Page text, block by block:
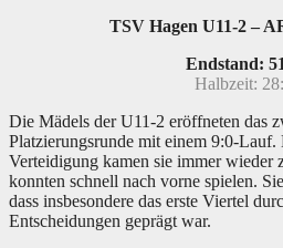
TSV Hagen U11-2 –
Endstand:
Halbzeit:
Die Mädels der U11-2 eröffneten das
Platzierungsrunde mit einem 9:0-Lauf.
Verteidigung kamen sie immer wieder
konnten schnell nach vorne spielen.
dass insbesondere das erste Viertel
Entscheidungen geprägt war.